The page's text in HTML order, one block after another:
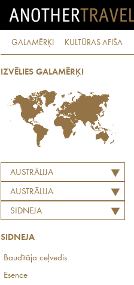
GALAMĒRĶI KULTŪRAS AFIŠA
IZVĒLIES GALAMĒRĶI
AUSTRĀLIJA
AUSTRĀLIJA
SIDNEJA
SIDNEJA
Baudītāja ceļvedis
Esence